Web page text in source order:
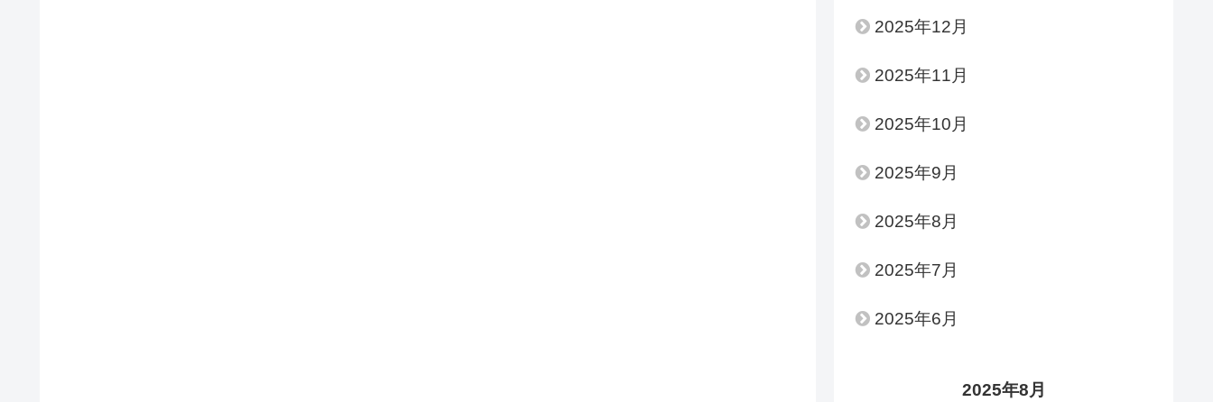
2025年12月
2025年11月
2025年10月
2025年9月
2025年8月
2025年7月
2025年6月
2025年8月